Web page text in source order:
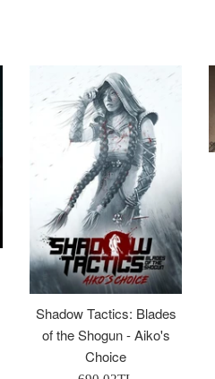
Shadow Tactics: Blades
of the Shogun - Aiko's
Choice